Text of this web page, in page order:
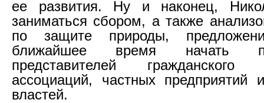
ее развития. Ну и наконец,
заниматься сбором, а также
по защите природы,
ближайшее время начать
представителей
ассоциаций, частных предприятий
властей.